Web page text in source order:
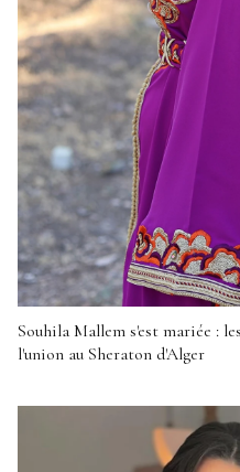
Souhila Mallem s'est mariée :
l'union au Sheraton d'Alger